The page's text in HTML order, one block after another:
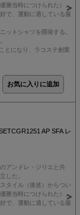
勝当時につけられた）。
で、運動に適している服
ットシャツを開発する。
とになり、ラコステ創業
AP SFA レ
アンドレ・ジリエと共
した。
タイル（後述）からつい
勝当時につけられた）。
で、運動に適している服